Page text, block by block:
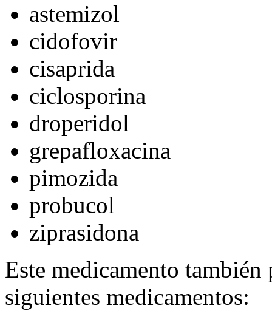
astemizol
cidofovir
cisaprida
ciclosporina
droperidol
grepafloxacina
pimozida
probucol
ziprasidona
Este medicamento
siguientes medicamentos: